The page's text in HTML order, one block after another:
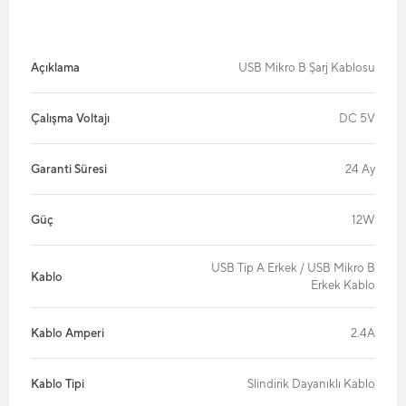
Açıklama USB Mikro B Şarj Kablosu
Çalışma Voltajı DC 5V
Garanti Süresi 24 Ay
Güç 12W
Kablo
USB Tip A Erkek / USB Mikro B
Erkek Kablo
Kablo Amperi 2.4A
Kablo Tipi Slindirik Dayanıklı Kablo